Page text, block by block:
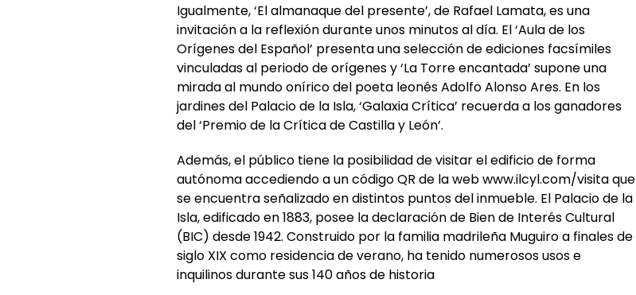
Igualmente, ‘El almanaque del presente’, de Rafael Lamata, es una
invitación a la reflexión durante unos minutos al día. El ‘Aula de los
Orígenes del Español’ presenta una selección de ediciones facsímiles
vinculadas al periodo de orígenes y ‘La Torre encantada’ supone una
mirada al mundo onírico del poeta leonés Adolfo Alonso Ares. En los
jardines del Palacio de la Isla, ‘Galaxia Crítica’ recuerda a los ganadores
del ‘Premio de la Crítica de Castilla y León’.
Además, el público tiene la posibilidad de visitar el edificio de forma
autónoma accediendo a un código QR de la web www.ilcyl.com/visita que
se encuentra señalizado en distintos puntos del inmueble. El Palacio de la
Isla, edificado en 1883, posee la declaración de Bien de Interés Cultural
(BIC) desde 1942. Construido por la familia madrileña Muguiro a finales de
siglo XIX como residencia de verano, ha tenido numerosos usos e
inquilinos durante sus 140 años de historia